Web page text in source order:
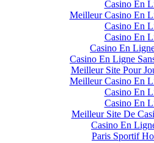
Casino En
Meilleur Casino En
Casino En
Casino En
Casino En
Casino En Ligne
Meilleur Site Pour
Meilleur Casino En
Casino En
Casino En
Meilleur Site De
Casino En
Paris Sportif